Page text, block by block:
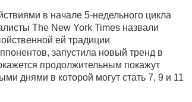
в начале 5-недельного цикла
The New York Times назвали
ей традиции
запустила новый тренд в
продолжительным покажут
днями в которой могут стать 7, 9 и 11